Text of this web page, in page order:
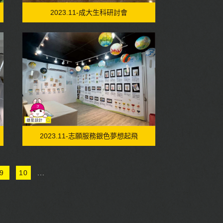
2023.11-成大生科研討會
2023.11-志願服務銀色夢想起飛
9 10